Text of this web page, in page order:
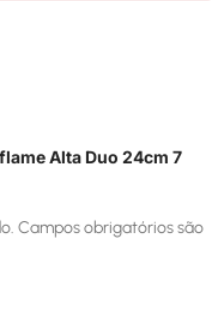
Alta Duo 24cm 7
Campos obrigatórios são